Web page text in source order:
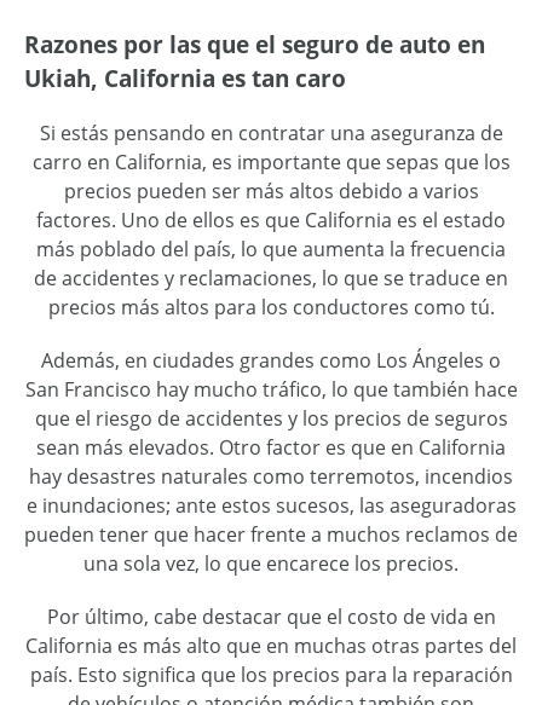
Razones por las que el seguro de auto en
Ukiah, California es tan caro
Si estás pensando en contratar una aseguranza de
carro en California, es importante que sepas que los
precios pueden ser más altos debido a varios
factores. Uno de ellos es que California es el estado
más poblado del país, lo que aumenta la frecuencia
de accidentes y reclamaciones, lo que se traduce en
precios más altos para los conductores como tú.
Además, en ciudades grandes como Los Ángeles o
San Francisco hay mucho tráfico, lo que también hace
que el riesgo de accidentes y los precios de seguros
sean más elevados. Otro factor es que en California
hay desastres naturales como terremotos, incendios
e inundaciones; ante estos sucesos, las aseguradoras
pueden tener que hacer frente a muchos reclamos de
una sola vez, lo que encarece los precios.
Por último, cabe destacar que el costo de vida en
California es más alto que en muchas otras partes del
país. Esto significa que los precios para la reparación